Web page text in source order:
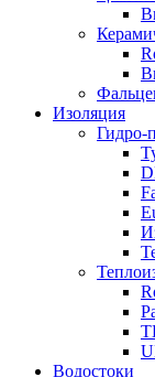
Изоляция
Гидро-
Водостоки